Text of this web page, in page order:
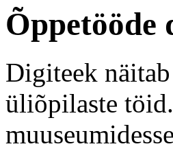
Õppetööde
Digiteek
üliõpilaste